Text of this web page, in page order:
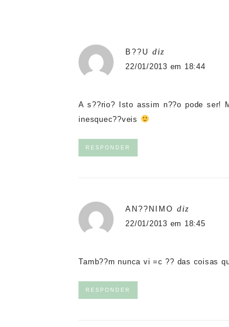
B??U diz
22/01/2013 em 18:44
A s??rio? Isto assim n??o pode ser!
inesquec??veis
RESPONDER
AN??NIMO diz
22/01/2013 em 18:45
Tamb??m nunca vi =c ?? das coisas
RESPONDER